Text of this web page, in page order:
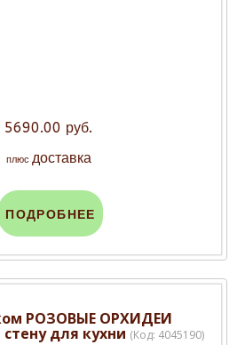
5690.00 руб.
плюс доставка
ПОДРОБНЕЕ
РОЗОВЫЕ ОРХИДЕИ
для кухни (Код: 4045190)